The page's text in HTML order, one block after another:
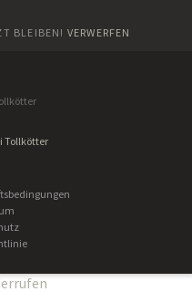
BLEIBEN! VERWERFEN
Tollkötter